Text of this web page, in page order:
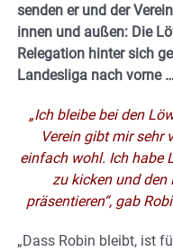
senden er und der
innen und außen: Die
Relegation hinter sich
Landesliga nach vorne
„Ich bleibe bei den
Verein gibt mir sehr
einfach wohl. Ich habe
zu kicken und den
präsentieren“, gab
„Dass Robin bleibt, ist